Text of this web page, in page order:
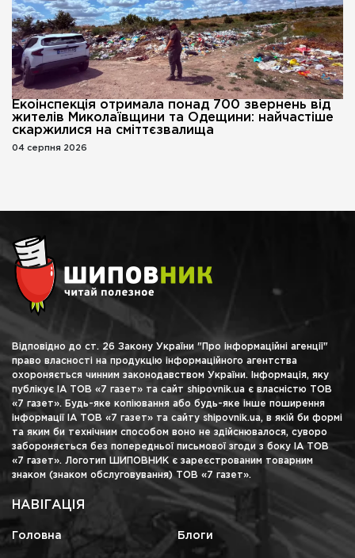
Екоінспекція отримала понад 700 звернень від
жителів Миколаївщини та Одещини: найчастіше
скаржилися на сміттєзвалища
04 серпня 2026
Відповідно до ст. 26 Закону України "Про інформаційні агенції"
право власності на продукцію інформаційного агентства
охороняється чинним законодавством України. Інформація, яку
публікує ІА ТОВ «7 газет» та сайт shipovnik.ua є власністю ТОВ
«7 газет». Будь-яке копіювання або будь-яке інше поширення
інформації ІА ТОВ «7 газет» та сайту shipovnik.ua, в якій би формі
та яким би технічним способом воно не здійснювалося, суворо
забороняється без попередньої письмової згоди з боку ІА ТОВ
«7 газет». Логотип ШИПОВНИК є зареєстрованим товарним
знаком (знаком обслуговування) ТОВ «7 газет».
НАВІГАЦІЯ
Головна Блоги